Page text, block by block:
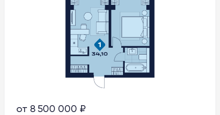
от 8 500 000 ₽